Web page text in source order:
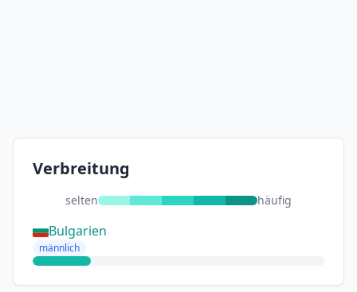
Verbreitung
selten häufig
Bulgarien
männlich